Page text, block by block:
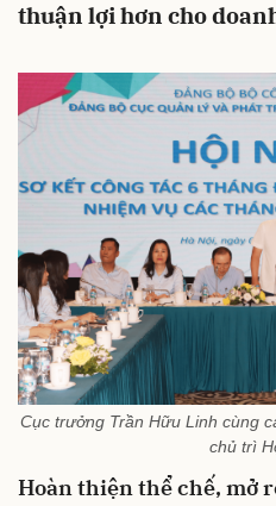
thuận lợi hơn cho
Cục trưởng Trần Hữu Linh cùng
chủ trì
Hoàn thiện thể chế, mở